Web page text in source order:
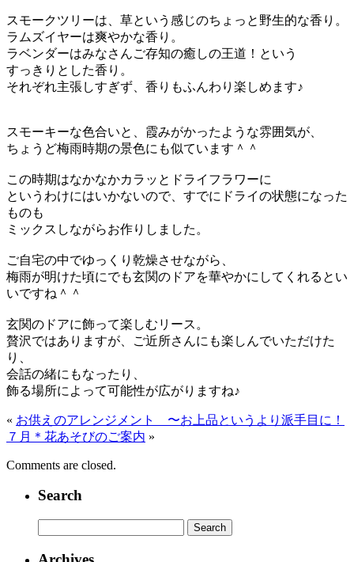
スモークツリーは、草という感じのちょっと野生的な香り。
ラムズイヤーは爽やかな香り。
ラベンダーはみなさんご存知の癒しの王道！という
すっきりとした香り。
それぞれ主張しすぎず、香りもふんわり楽しめます♪
スモーキーな色合いと、霞みがかったような雰囲気が、
ちょうど梅雨時期の景色にも似ています＾＾
この時期はなかなかカラッとドライフラワーに
というわけにはいかないので、すでにドライの状態になった
ものも
ミックスしながらお作りしました。
ご自宅の中でゆっくり乾燥させながら、
梅雨が明けた頃にでも玄関のドアを華やかにしてくれるとい
いですね＾＾
玄関のドアに飾って楽しむリース。
贅沢ではありますが、ご近所さんにも楽しんでいただけた
り、
会話の緒にもなったり、
飾る場所によって可能性が広がりますね♪
« お供えのアレンジメント 〜お上品というより派手目に！
７月＊花あそびのご案内 »
Comments are closed.
Search